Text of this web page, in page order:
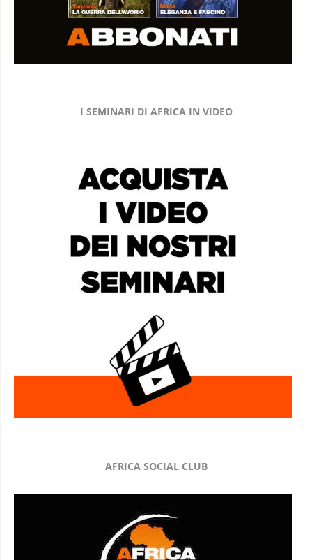
I SEMINARI DI AFRICA IN VIDEO
AFRICA SOCIAL CLUB